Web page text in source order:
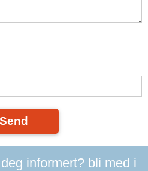
Send
informert? bli med i